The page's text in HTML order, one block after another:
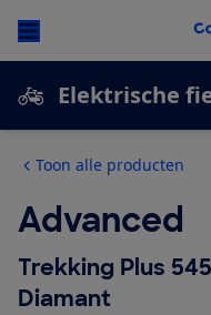
Elektrische
Toon alle producten
Advanced
Trekking Plus
Diamant